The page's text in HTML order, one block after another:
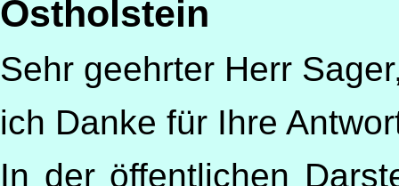
Ostholstein
Sehr geehrter Herr
ich Danke für Ihre
In der öffentlichen